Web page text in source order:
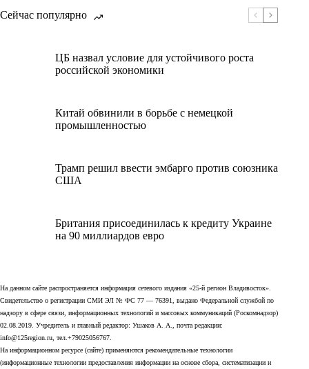
Сейчас популярно
ЦБ назвал условие для устойчивого роста
российской экономики
Китай обвинили в борьбе с немецкой
промышленностью
Трамп решил ввести эмбарго против союзника
США
Британия присоединилась к кредиту Украине
на 90 миллиардов евро
На данном сайте распространяется информация сетевого издания «25-й регион Владивосток».
Свидетельство о регистрации СМИ ЭЛ № ФС 77 — 76391, выдано Федеральной службой по
надзору в сфере связи, информационных технологий и массовых коммуникаций (Роскомнадзор)
02.08.2019. Учредитель и главный редактор: Ушаков А. А., почта редакции:
info@125region.ru, тел.+79025056767.
На информационном ресурсе (сайте) применяются рекомендательные технологии
(информационные технологии предоставления информации на основе сбора, систематизации и